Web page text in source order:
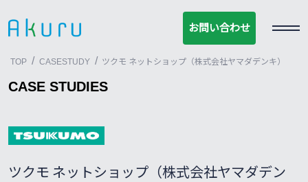
お問い合わせ
お問い合わせ
TOP / CASESTUDY / ツクモ ネットショップ（株式会社ヤマダデンキ）
CASE STUDIES
ツクモ ネットショップ（株式会社ヤマダデン